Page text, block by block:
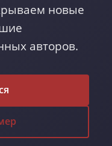
новые
авторов.